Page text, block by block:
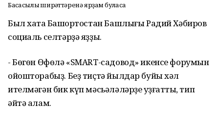
Баҡсасылыҡ ширҡәттәренә ярҙам буласаҡ
Был хаҡта Башҡортостан Башлығы Радий Хәбиров
социаль селтәрҙә яҙҙы.
- Бөгөн Өфөлә «SMART-садовод» икенсе форумын
ойошторабыҙ. Беҙ тиҫтә йылдар буйы хәл
ителмәгән бик күп мәсьәләләрҙе ҡуҙғаттыҡ, тип
әйтә алам.